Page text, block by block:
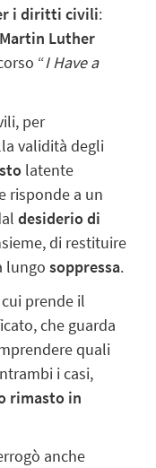
i diritti civili:
Martin Luther
“I Have a
per
validità degli
latente
risponde a un
desiderio di
di restituire
lungo soppressa.
prende il
che guarda
quali
i casi,
rimasto in
anche